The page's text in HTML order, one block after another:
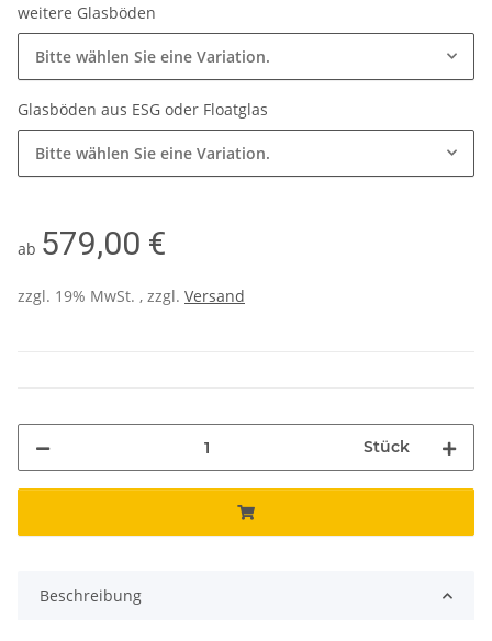
weitere Glasböden
Bitte wählen Sie eine Variation.
Glasböden aus ESG oder Floatglas
Bitte wählen Sie eine Variation.
ab 579,00 €
zzgl. 19% MwSt. , zzgl. Versand
Stück
Beschreibung